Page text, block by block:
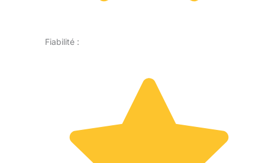
Fiabilité :